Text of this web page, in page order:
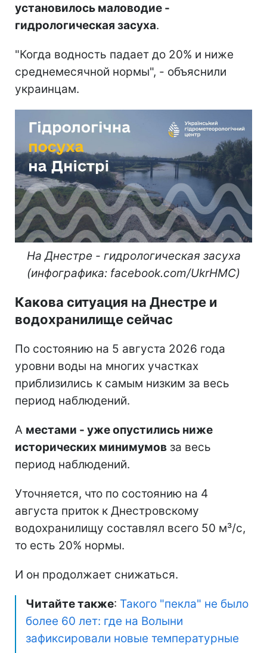
установилось маловодие -
гидрологическая засуха.
"Когда водность падает до 20% и ниже
среднемесячной нормы", - объяснили
украинцам.
На Днестре - гидрологическая засуха
(инфографика: facebook.com/UkrHMC)
Какова ситуация на Днестре и
водохранилище сейчас
По состоянию на 5 августа 2026 года
уровни воды на многих участках
приблизились к самым низким за весь
период наблюдений.
А местами - уже опустились ниже
исторических минимумов за весь
период наблюдений.
Уточняется, что по состоянию на 4
августа приток к Днестровскому
водохранилищу составлял всего 50 м³/с,
то есть 20% нормы.
И он продолжает снижаться.
Читайте также: Такого "пекла" не было
более 60 лет: где на Волыни
зафиксировали новые температурные